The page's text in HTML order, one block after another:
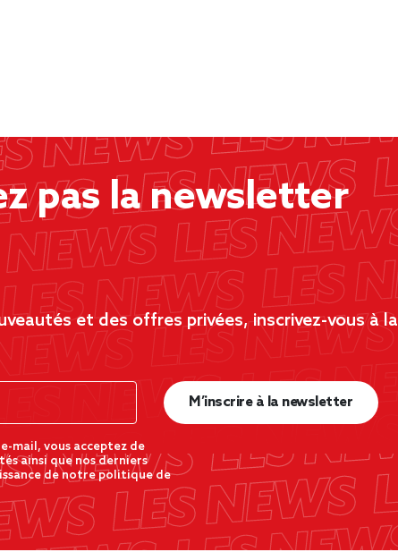
pas la newsletter
et des offres privées, inscrivez-vous à la
mail, vous acceptez de
ainsi que nos derniers
de notre politique de
M’inscrire à la newsletter